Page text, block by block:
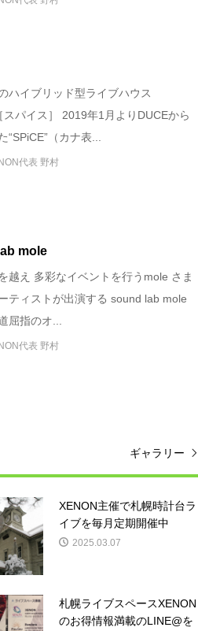
ハイブリッド型ライブハウス
スパイス］ 2019年1月よりDUCEから
“SPiCE”（カナ表...
代表 野村
mole
越え 多彩なイベントを行うmole さま
ティストが出演する sound lab mole
屈指のオ...
代表 野村
ギャラリー
XENON主催で札幌時計台ラ
イブを毎月定期開催中
2025.03.07
札幌ライブスペースXENON
のお得情報満載のLINE@を